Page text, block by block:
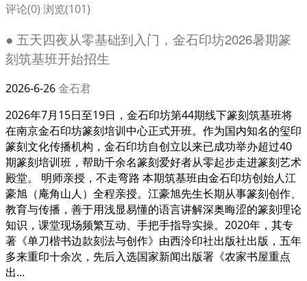
评论(0) 浏览(101)
● 五天四夜从零基础到入门，金石印坊2026暑期篆
刻筑基班开始招生
2026-6-26金石君
2026年7月15日至19日，金石印坊第44期线下篆刻筑基班将
在南京金石印坊篆刻培训中心正式开班。作为国内知名的玺印
篆刻文化传播机构，金石印坊自创立以来已成功举办超过40
期篆刻培训班，帮助千余名篆刻爱好者从零起步走进篆刻艺术
殿堂。 明师亲授，不走弯路 本期筑基班由金石印坊创始人江
豪旭（庵角山人）全程亲授。江豪旭先生长期从事篆刻创作、
教育与传播，善于用浅显易懂的语言讲解深奥晦涩的篆刻理论
知识，课堂现场频繁互动、手把手指导实操。2020年，其专
著《单刀楷书边款刻法与创作》由西泠印社出版社出版，五年
多来重印十余次，先后入选国家新闻出版署《农家书屋重点
出...